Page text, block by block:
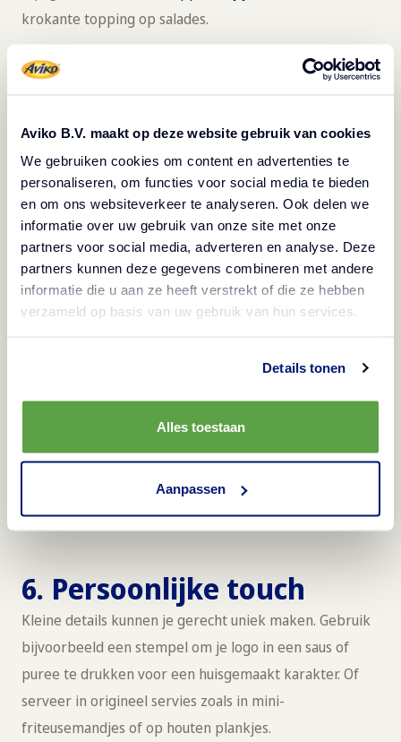
Aviko B.V. maakt op deze website gebruik van cookies
We gebruiken cookies om content en advertenties te
personaliseren, om functies voor social media te bieden
en om ons websiteverkeer te analyseren. Ook delen we
informatie over uw gebruik van onze site met onze
partners voor social media, adverteren en analyse. Deze
partners kunnen deze gegevens combineren met andere
informatie die u aan ze heeft verstrekt of die ze hebben
verzameld op basis van uw gebruik van hun services.
Details tonen
Alles toestaan
Aanpassen
krokante topping op salades.
De manier waarop je het presenteert, maakt een groot
verschil in hoe ambachtelijk iets overkomt. Gebruik
verschillende hoogtes op het bordof maak strepen van
saus met de achterkant van een lepel.
Tip: minder is vaak meer. Houd het simpel maar netjes.
Groenten geven kleur en een verse uitstraling aan je
bord. Gebruikseizoensgroentenvoor de beste smaak
en prijs en blancheer ze kort om de kleur te behouden.
6. Persoonlijke touch
Kleine details kunnen je gerecht uniek maken. Gebruik
bijvoorbeeld een stempel om je logo in een saus of
puree te drukken voor een huisgemaakt karakter. Of
serveer in origineel servies zoals in mini-
friteusemandjes of op houten plankjes.